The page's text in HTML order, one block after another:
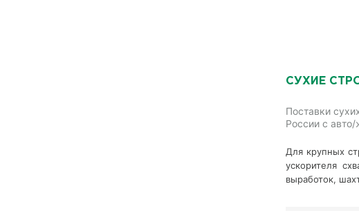
СУХИЕ
Поставки
России с
Для крупных
ускорителя
выработок,